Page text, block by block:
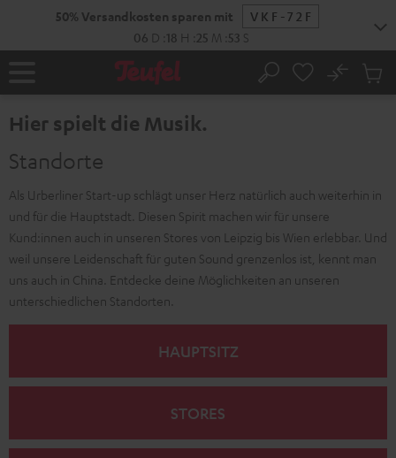
50% Versandkosten sparen mit
VKF-72F
06 D 18 H 25 M 52 S
Startseite Suche
No
Hier spielt die Musik.
Standorte
Als Urberliner Start-up schlägt unser Herz natürlich auch weiterhin in
und für die Hauptstadt. Diesen Spirit machen wir für unsere
Kund:innen auch in unseren Stores von Leipzig bis Wien erlebbar. Und
weil unsere Leidenschaft für guten Sound grenzenlos ist, kennt man
uns auch in China. Entdecke deine Möglichkeiten an unseren
unterschiedlichen Standorten.
HAUPTSITZ
STORES